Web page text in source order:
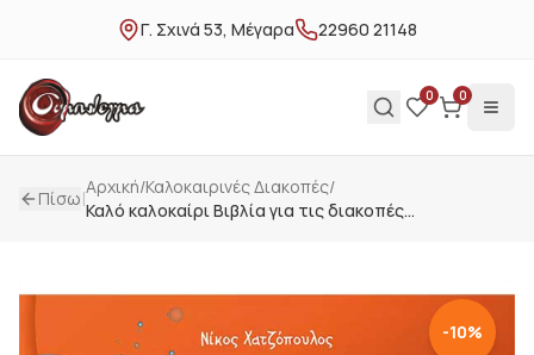
Γ. Σχινά 53, Μέγαρα 22960 21148
0 0
Πίσω|Αρχική/Καλοκαιρινές Διακοπές/
Καλό καλοκαίρι Βιβλία για τις διακοπές
-10%